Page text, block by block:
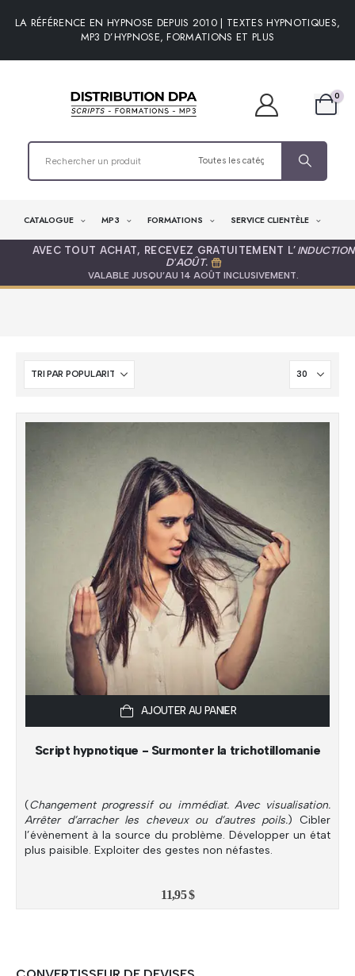
LA RÉFÉRENCE EN HYPNOSE DEPUIS 2010 | TEXTES HYPNOTIQUES,
MP3 D’HYPNOSE, FORMATIONS ET PLUS
0
CATALOGUE MP3 FORMATIONS SERVICE CLIENTÈLE
AVEC TOUT ACHAT, RECEVEZ GRATUITEMENT L’ INDUCTION
D'AOÛT.
VALABLE JUSQU’AU 14 AOÛT INCLUSIVEMENT.
AJOUTER AU PANIER
Script hypnotique - Surmonter la trichotillomanie
(Changement progressif ou immédiat. Avec visualisation.
Arrêter d’arracher les cheveux ou d’autres poils.) Cibler
l’évènement à la source du problème. Développer un état
plus paisible. Exploiter des gestes non néfastes.
11,95$